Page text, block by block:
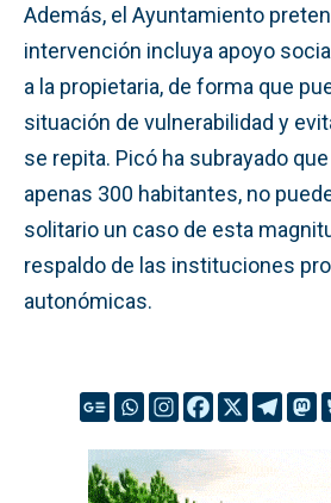
Además, el Ayuntamiento
intervención incluya apoyo
a la propietaria, de forma que
situación de vulnerabilidad y
se repita. Picó ha subrayado
apenas 300 habitantes, no
solitario un caso de esta
respaldo de las instituciones
autonómicas.